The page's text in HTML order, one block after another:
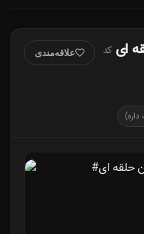
ای کد
علاقه‌مندی